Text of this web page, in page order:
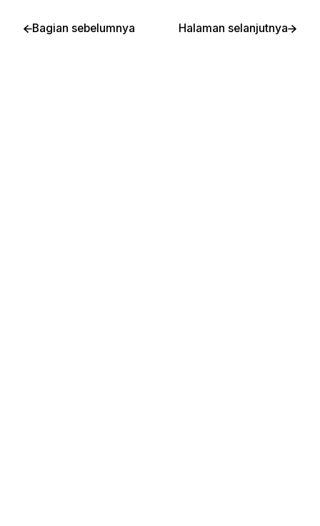
Bagian sebelumnya Halaman selanjutnya